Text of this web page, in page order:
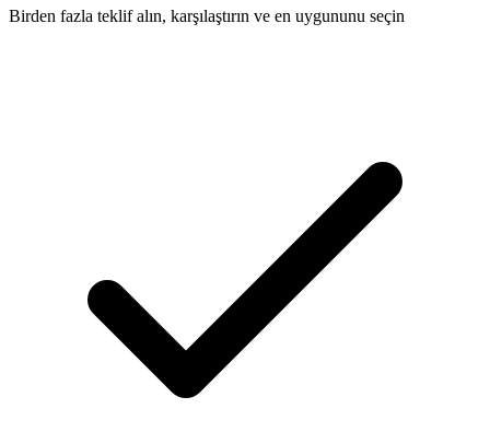
Birden fazla teklif alın, karşılaştırın ve en uygununu seçin